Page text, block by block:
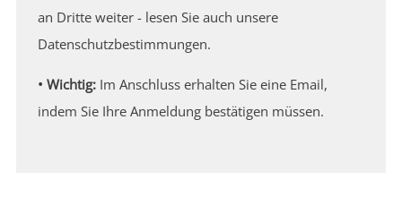
an Dritte weiter - lesen Sie auch unsere
Datenschutzbestimmungen.
• Wichtig: Im Anschluss erhalten Sie eine Email,
indem Sie Ihre Anmeldung bestätigen müssen.